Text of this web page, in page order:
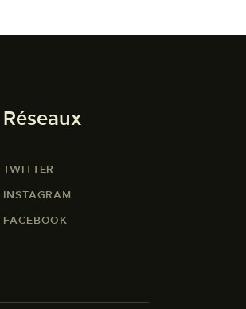
Réseaux
TWITTER
INSTAGRAM
FACEBOOK